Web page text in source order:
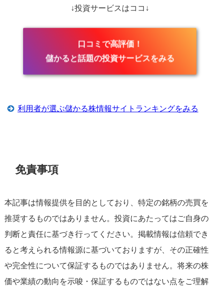
↓投資サービスはココ↓
口コミで高評価！
儲かると話題の投資サービスをみる
利用者が選ぶ儲かる株情報サイトランキングをみる
免責事項
本記事は情報提供を目的としており、特定の銘柄の売買を
推奨するものではありません。投資にあたってはご自身の
判断と責任に基づき行ってください。掲載情報は信頼でき
ると考えられる情報源に基づいておりますが、その正確性
や完全性について保証するものではありません。将来の株
価や業績の動向を示唆・保証するものではない点をご理解